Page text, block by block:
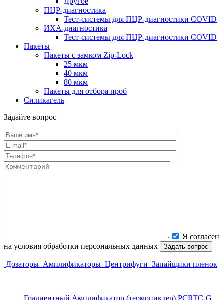
ПЦР-диагностика
Тест-системы для ПЦР-диагностики COVID
ИХА-диагностика
Тест-системы для ПЦР-диагностики COVID
Пакеты
Пакеты с замком Zip-Lock
25 мкм
40 мкм
80 мкм
Пакеты для отбора проб
Силикагель
Задайте вопрос
Я согласен
на условия обработки персональных данных
Дозаторы Амплификаторы Центрифуги Запайщики пленок
Градиентный Амплификатор (термоциклер) PCRTC-G,